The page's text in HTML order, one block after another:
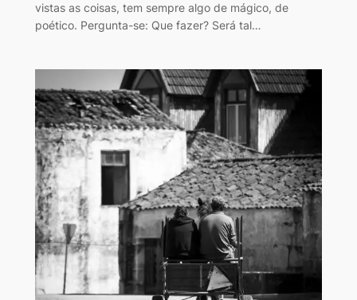
vistas as coisas, tem sempre algo de mágico, de
poético. Pergunta-se: Que fazer? Será tal…